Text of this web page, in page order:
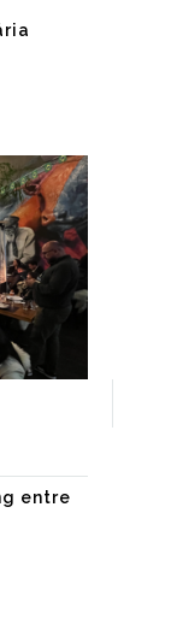
entre